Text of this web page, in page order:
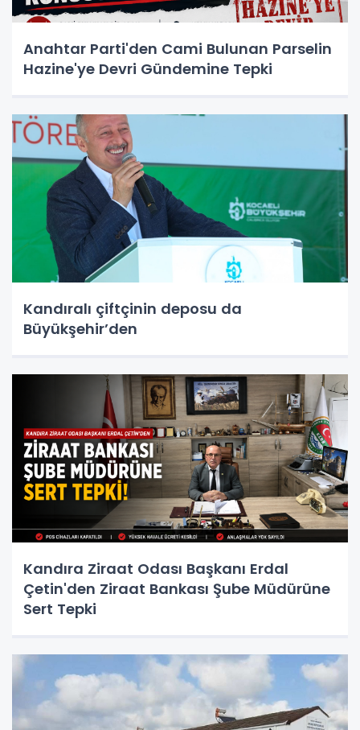
Anahtar Parti'den Cami Bulunan Parselin
Hazine'ye Devri Gündemine Tepki
Kandıralı çiftçinin deposu da
Büyükşehir’den
Kandıra Ziraat Odası Başkanı Erdal
Çetin'den Ziraat Bankası Şube Müdürüne
Sert Tepki